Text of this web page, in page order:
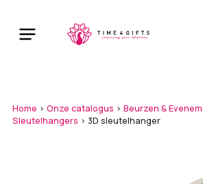
main
Home > Onze catalogus > Beurzen &
Sleutelhangers > 3D sleutelhanger